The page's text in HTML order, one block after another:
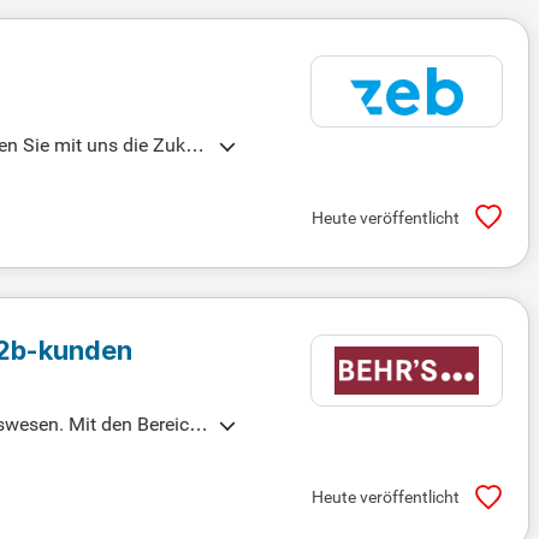
Sie mit uns die Zukun
Heute veröffentlicht
kunden
Mit den Bereich
und Dienstleistun
"bewerben", um die
Heute veröffentlicht